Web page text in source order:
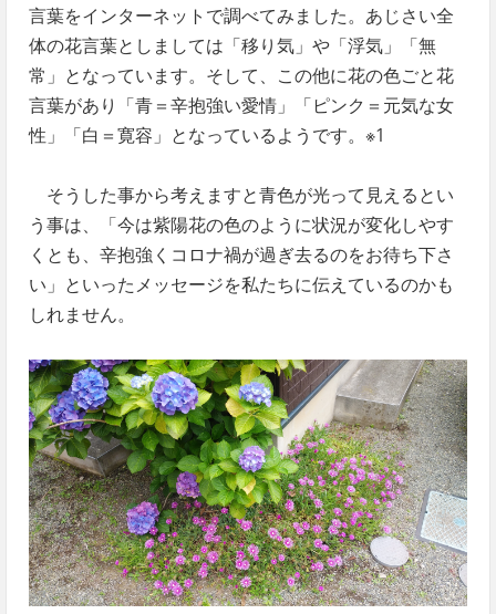
言葉をインターネットで調べてみました。あじさい全
体の花言葉としましては「移り気」や「浮気」「無
常」となっています。そして、この他に花の色ごと花
言葉があり「青＝辛抱強い愛情」「ピンク＝元気な女
性」「白＝寛容」となっているようです。※1
そうした事から考えますと青色が光って見えるとい
う事は、「今は紫陽花の色のように状況が変化しやす
くとも、辛抱強くコロナ禍が過ぎ去るのをお待ち下さ
い」といったメッセージを私たちに伝えているのかも
しれません。